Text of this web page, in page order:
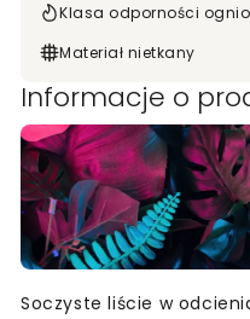
Klasa odporności
Materiał nietkany
Informacje o
Soczyste liście w